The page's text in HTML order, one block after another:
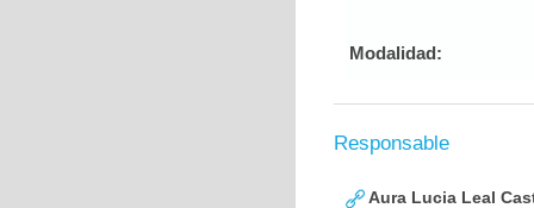
Modalidad:
Responsable
Aura Lucia Leal